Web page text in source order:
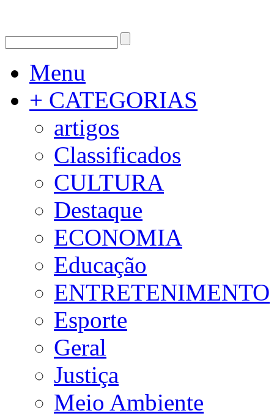
Menu
+ CATEGORIAS
artigos
Classificados
CULTURA
Destaque
ECONOMIA
Educação
ENTRETENIMENTO
Esporte
Geral
Justiça
Meio Ambiente